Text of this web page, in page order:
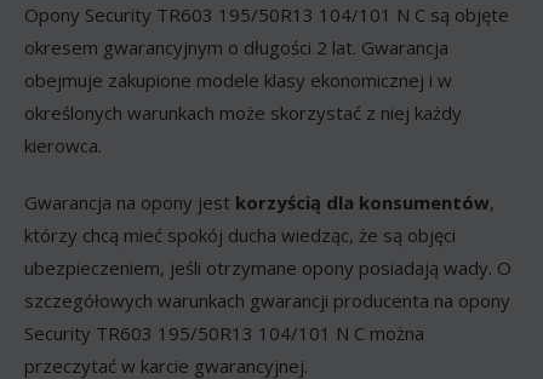
Opony Security TR603 195/50R13 104/101 N C są objęte
okresem gwarancyjnym o długości 2 lat. Gwarancja
obejmuje zakupione modele klasy ekonomicznej i w
określonych warunkach może skorzystać z niej każdy
kierowca.
Gwarancja na opony jest korzyścią dla konsumentów,
którzy chcą mieć spokój ducha wiedząc, że są objęci
ubezpieczeniem, jeśli otrzymane opony posiadają wady. O
szczegółowych warunkach gwarancji producenta na opony
Security TR603 195/50R13 104/101 N C można
przeczytać w karcie gwarancyjnej.